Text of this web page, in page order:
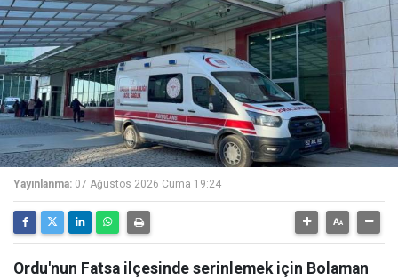
Yayınlanma: 07 Ağustos 2026 Cuma 19:24
Ordu'nun Fatsa ilçesinde serinlemek için Bolaman